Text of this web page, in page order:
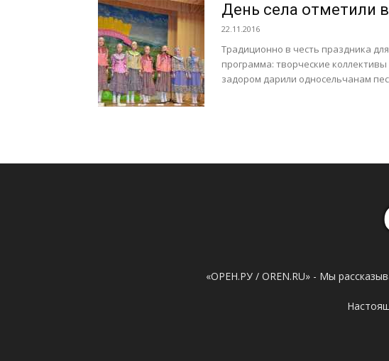
День села отметили
22.11.2016
Традиционно в честь праздника
программа: творческие
задором дарили односельчанам
«ОРЕН.РУ / OREN.RU» - Мы